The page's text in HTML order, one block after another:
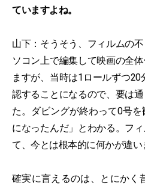
ていますよね。
山下：そうそう、フィルムの
ソコン上で編集して映画の全
ますが、当時は1ロールずつ
認することになるので、要は
た。ダビングが終わって0号
になったんだ」とわかる。フ
て、今とは根本的に何かが違い
確実に言えるのは、とにかく